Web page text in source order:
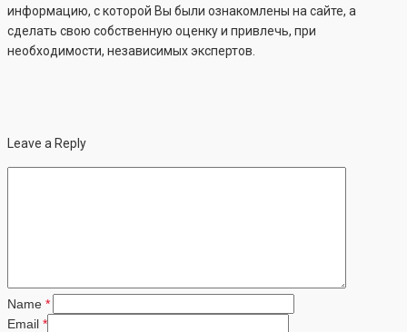
информацию, с которой Вы были ознакомлены на сайте, а
сделать свою собственную оценку и привлечь, при
необходимости, независимых экспертов.
Leave a Reply
Name *
Email *